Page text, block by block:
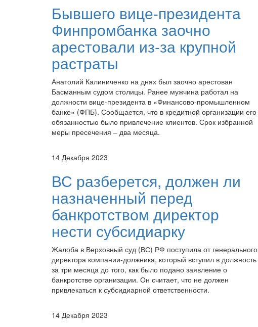
Бывшего вице-президента
Финпромбанка заочно
арестовали из-за крупной
растраты
Анатолий Калиниченко на днях был заочно арестован
Басманным судом столицы. Ранее мужчина работал на
должности вице-президента в «Финансово-промышленном
банке» (ФПБ). Сообщается, что в кредитной организации его
обязанностью было привлечение клиентов. Срок избранной
меры пресечения – два месяца.
14 Декабря 2023
ВС разберется, должен ли
назначенный перед
банкротством директор
нести субсидиарку
Жалоба в Верховный суд (ВС) РФ поступила от генерального
директора компании-должника, который вступил в должность
за три месяца до того, как было подано заявление о
банкротстве организации. Он считает, что не должен
привлекаться к субсидиарной ответственности.
14 Декабря 2023